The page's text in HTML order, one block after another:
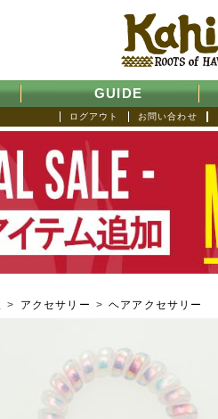
GUIDE
お問い合わせ
ログアウト
> アクセサリー > ヘアアクセサリー